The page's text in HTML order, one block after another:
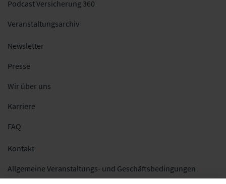
Podcast Versicherung 360
Veranstaltungsarchiv
Newsletter
Presse
Wir über uns
Karriere
FAQ
Kontakt
Allgemeine Veranstaltungs- und Geschäftsbedingungen